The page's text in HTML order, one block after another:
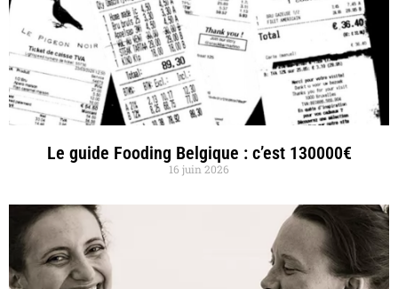
Le guide Fooding Belgique : c’est 130000€
16 juin 2026